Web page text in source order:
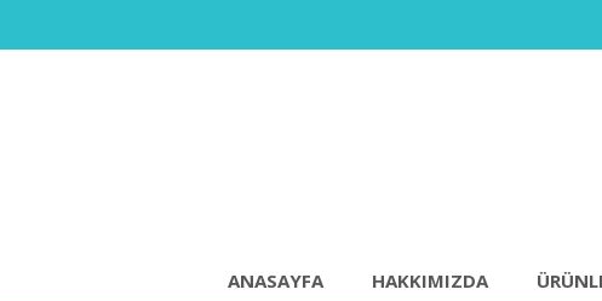
ANASAYFA HAKKIMIZDA